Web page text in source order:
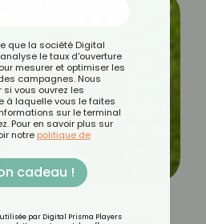
que la société Digital
le taux d'ouverture
mesurer et optimiser les
campagnes. Nous
vous ouvrez les
à laquelle vous le faites
sur le terminal
Pour en savoir plus sur
notre politique de
cadeau !
par Digital Prisma Players